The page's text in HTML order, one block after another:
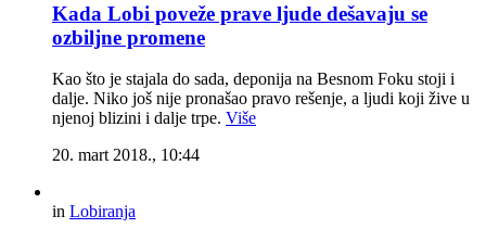
Kada Lobi poveže prave ljude dešavaju se
ozbiljne promene
Kao što je stajala do sada, deponija na Besnom Foku stoji i
dalje. Niko još nije pronašao pravo rešenje, a ljudi koji žive u
njenoj blizini i dalje trpe. Više
20. mart 2018., 10:44
in Lobiranja